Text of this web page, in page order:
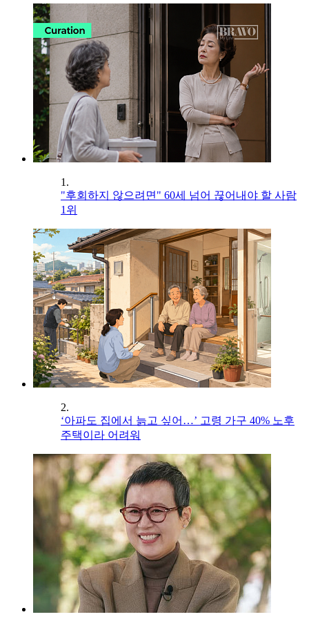
1.
"후회하지 않으려면" 60세 넘어 끊어내야 할 사람
1위
2.
‘아파도 집에서 늙고 싶어…’ 고령 가구 40% 노후
주택이라 어려워